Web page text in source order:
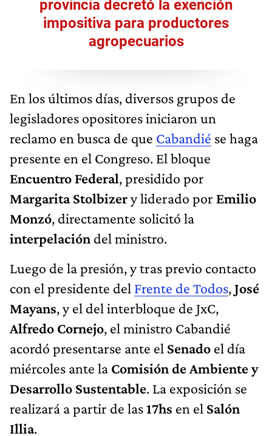
provincia decretó la exención
impositiva para productores
agropecuarios
En los últimos días, diversos grupos de
legisladores opositores iniciaron un
reclamo en busca de que Cabandié se haga
presente en el Congreso. El bloque
Encuentro Federal, presidido por
Margarita Stolbizery liderado por Emilio
Monzó, directamente solicitó la
interpelación del ministro.
Luego de la presión, y tras previo contacto
con el presidente del Frente de Todos,José
Mayans, y el del interbloque de JxC,
Alfredo Cornejo, el ministro Cabandié
acordó presentarse ante el Senado el día
miércoles ante la Comisión de Ambiente y
Desarrollo Sustentable. La exposición se
realizará a partir de las17hs en el Salón
Illia.